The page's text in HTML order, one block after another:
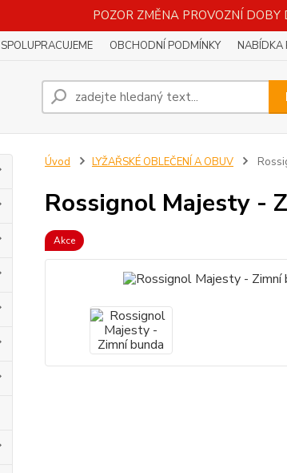
POZOR ZMĚNA PROVOZNÍ
SPOLUPRACUJEME OBCHODNÍ PODMÍNKY NABÍDKA
Úvod LYŽAŘSKÉ OBLEČENÍ A OBUV
Rossignol Majesty -
Akce